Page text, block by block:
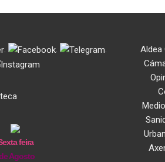
. . .
feira
Agosto
Aldea